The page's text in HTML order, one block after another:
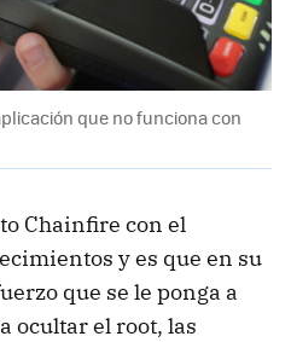
que no funciona con
Chainfire con el
y es que en su
que se le ponga a
ocultar el root, las